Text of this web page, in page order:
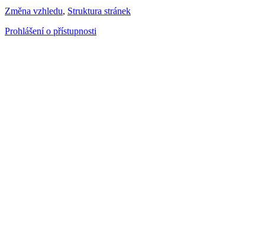
Změna vzhledu, Struktura stránek
Prohlášení o přístupnosti